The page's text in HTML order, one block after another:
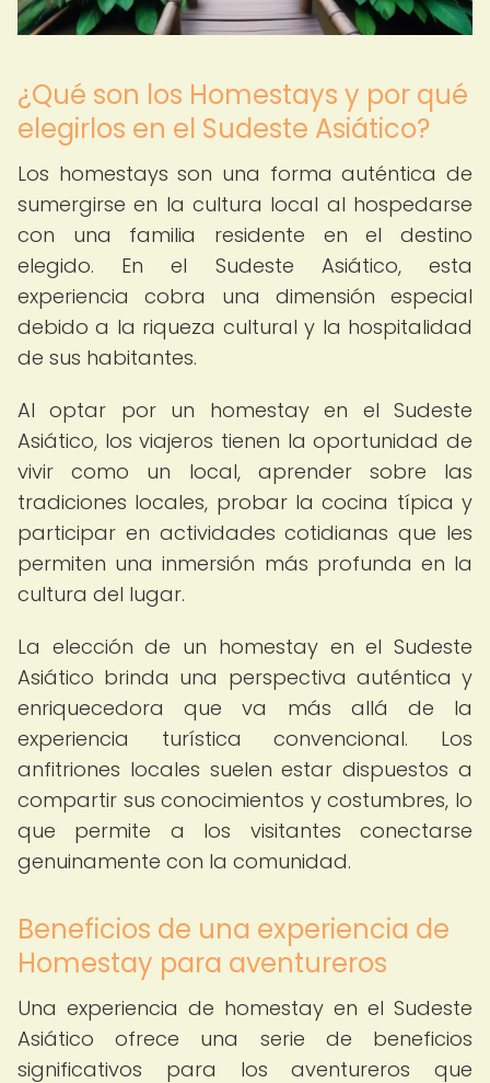
¿Qué son los Homestays y por qué
elegirlos en el Sudeste Asiático?
Los homestays son una forma auténtica de
sumergirse en la cultura local al hospedarse
con una familia residente en el destino
elegido. En el Sudeste Asiático, esta
experiencia cobra una dimensión especial
debido a la riqueza cultural y la hospitalidad
de sus habitantes.
Al optar por un homestay en el Sudeste
Asiático, los viajeros tienen la oportunidad de
vivir como un local, aprender sobre las
tradiciones locales, probar la cocina típica y
participar en actividades cotidianas que les
permiten una inmersión más profunda en la
cultura del lugar.
La elección de un homestay en el Sudeste
Asiático brinda una perspectiva auténtica y
enriquecedora que va más allá de la
experiencia turística convencional. Los
anfitriones locales suelen estar dispuestos a
compartir sus conocimientos y costumbres, lo
que permite a los visitantes conectarse
genuinamente con la comunidad.
Beneficios de una experiencia de
Homestay para aventureros
Una experiencia de homestay en el Sudeste
Asiático ofrece una serie de beneficios
significativos para los aventureros que